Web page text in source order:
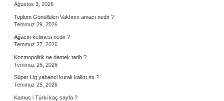
Ağustos 3, 2026
Toplum Gönüllüleri Vakfının amacı nedir ?
Temmuz 29, 2026
Ağacın kelimesi nedir ?
Temmuz 27, 2026
Kozmopolitik ne demek tarih ?
Temmuz 26, 2026
Süper Lig yabanci kuralı kalktı mı ?
Temmuz 25, 2026
Kamus i Türki kaç sayfa ?